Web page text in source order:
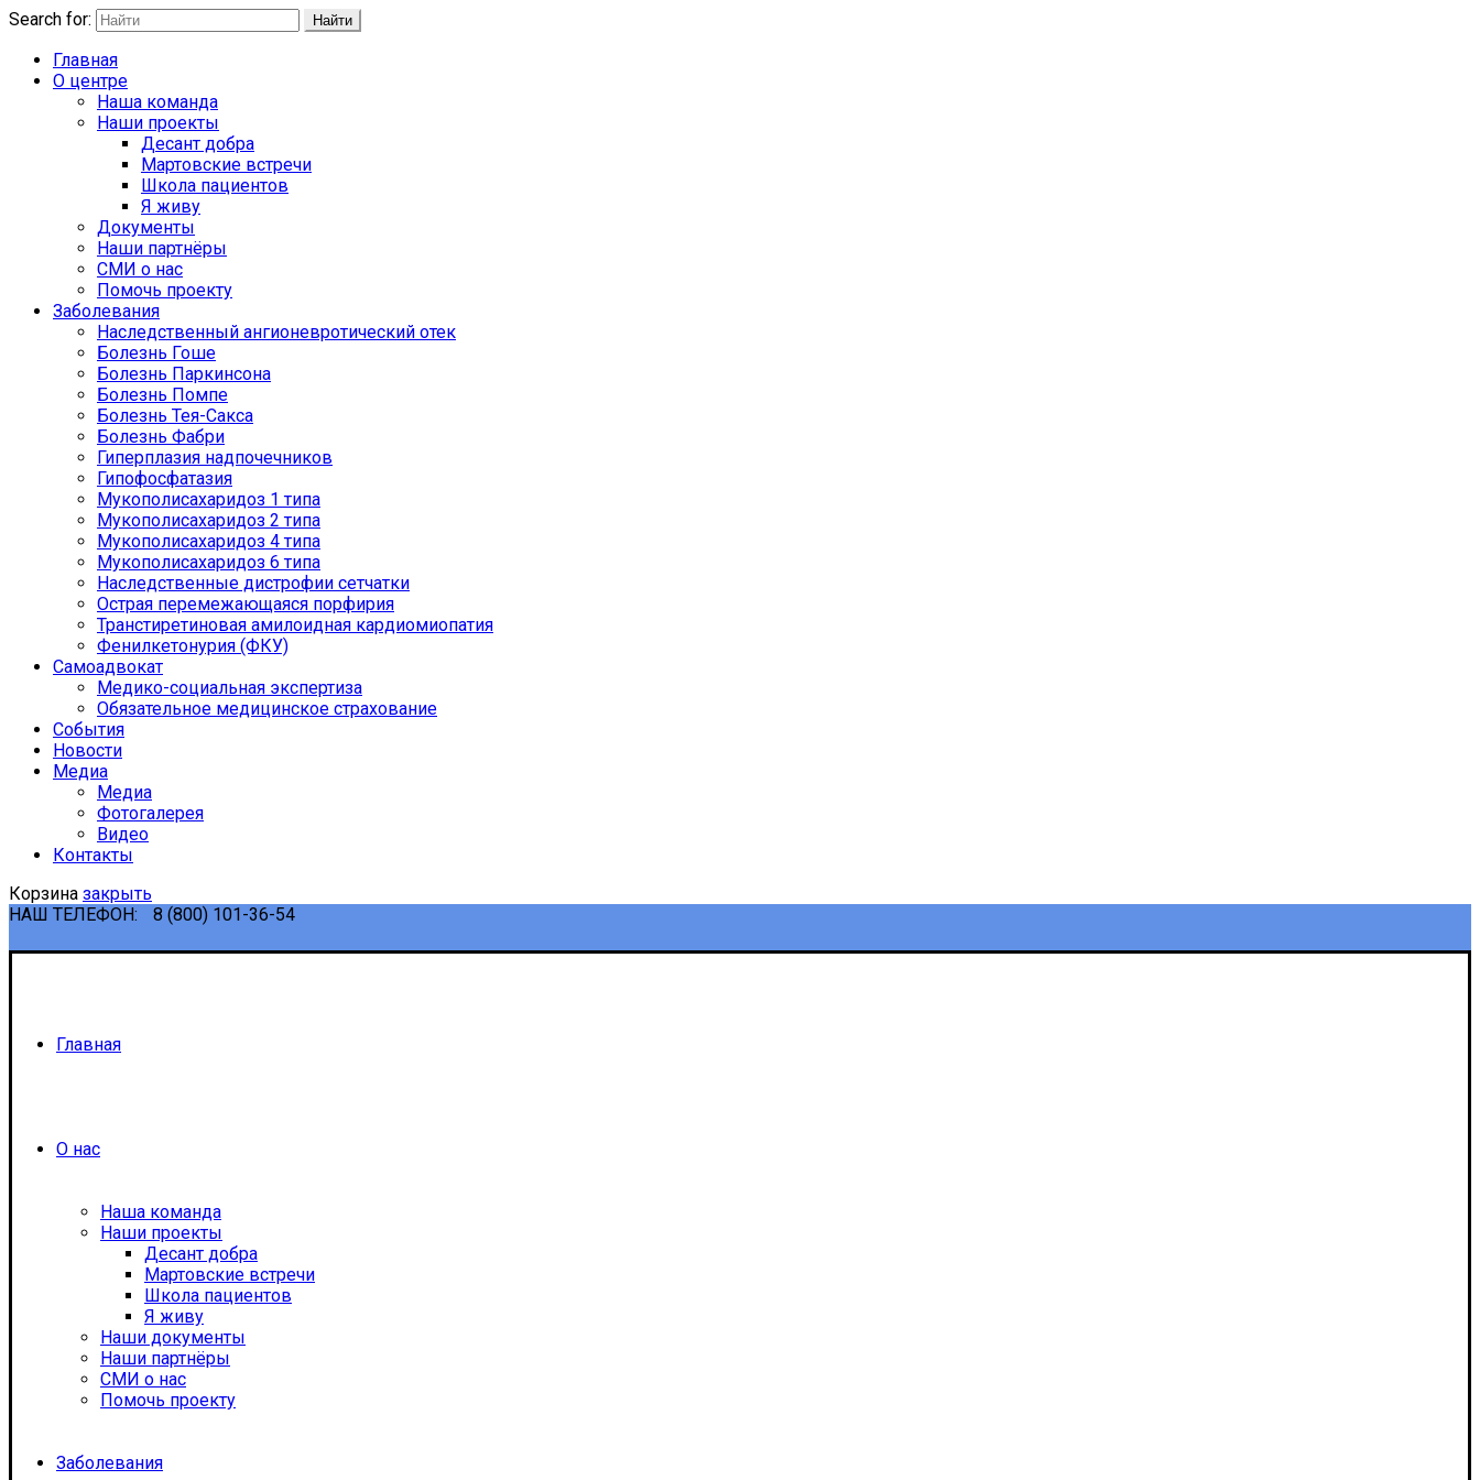
Search for: Найти
Главная
О центре
Наша команда
Наши проекты
Десант добра
Мартовские встречи
Школа пациентов
Я живу
Документы
Наши партнёры
СМИ о нас
Помочь проекту
Заболевания
Наследственный ангионевротический отек
Болезнь Гоше
Болезнь Паркинсона
Болезнь Помпе
Болезнь Тея-Сакса
Болезнь Фабри
Гиперплазия надпочечников
Гипофосфатазия
Мукополисахаридоз 1 типа
Мукополисахаридоз 2 типа
Мукополисахаридоз 4 типа
Мукополисахаридоз 6 типа
Наследственные дистрофии сетчатки
Острая перемежающаяся порфирия
Транстиретиновая амилоидная кардиомиопатия
Фенилкетонурия (ФКУ)
Самоадвокат
Медико-социальная экспертиза
Обязательное медицинское страхование
События
Новости
Медиа
Медиа
Фотогалерея
Видео
Контакты
Корзина закрыть
НАШ ТЕЛЕФОН:
8 (800) 101-36-54
Главная
О нас
Наша команда
Наши проекты
Десант добра
Мартовские встречи
Школа пациентов
Я живу
Наши документы
Наши партнёры
СМИ о нас
Помочь проекту
Заболевания